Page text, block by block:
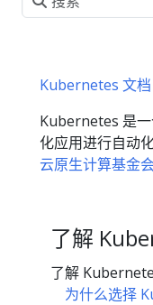
Kubernetes 文档
Kubernetes 是
化应用进行自动
云原生计算基金会
了解
了解
为什么选择